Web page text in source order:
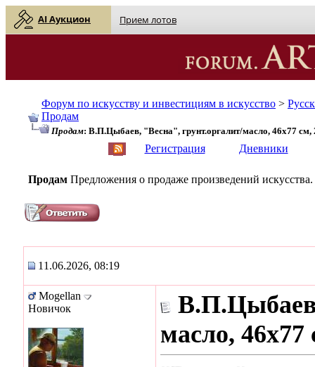
AI Аукцион Прием лотов
Форум по искусству и инвестициям в искусство >
Продам
Продам: В.П.Цыбаев, "Весна", грунт.оргалит/масло, 46х77 см,
Регистрация Дневники
Продам Предложения о продаже произведений искусства.
11.06.2026, 08:19
Mogellan
Новичок
масло, 46х77